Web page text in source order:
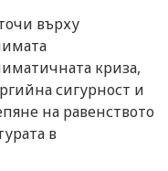
върху
криза,
сигурност и
на равенството
в